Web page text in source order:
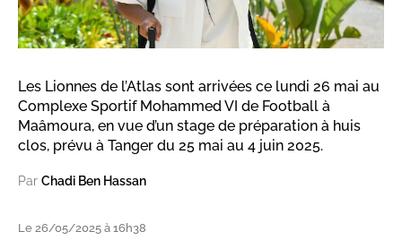
Les Lionnes de l’Atlas sont arrivées ce lundi 26 mai au
Complexe Sportif Mohammed VI de Football à
Maâmoura, en vue d’un stage de préparation à huis
clos, prévu à Tanger du 25 mai au 4 juin 2025.
Par Chadi Ben Hassan
Le 26/05/2025 à 16h38